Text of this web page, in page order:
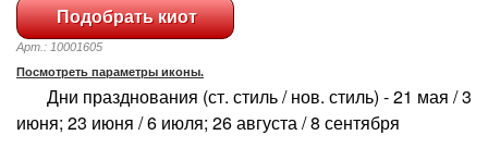
Арт.: 10001605
Посмотреть параметры иконы.
Дни празднования (ст. стиль / нов. стиль) - 21 мая / 3
июня; 23 июня / 6 июля; 26 августа / 8 сентября